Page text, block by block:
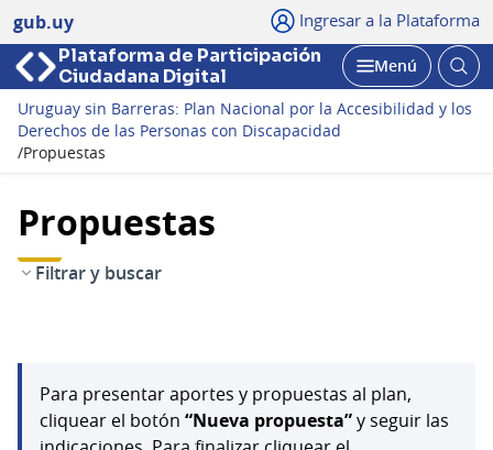
gub.uy Ingresar a la Plataforma
Plataforma de Participación
Ciudadana Digital
Abrir
Menú
Uruguay sin Barreras: Plan Nacional por la Accesibilidad y los
Derechos de las Personas con Discapacidad
/Propuestas
Propuestas
Filtrar y buscar
Para presentar aportes y propuestas al plan,
cliquear el botón “Nueva propuesta”y seguir las